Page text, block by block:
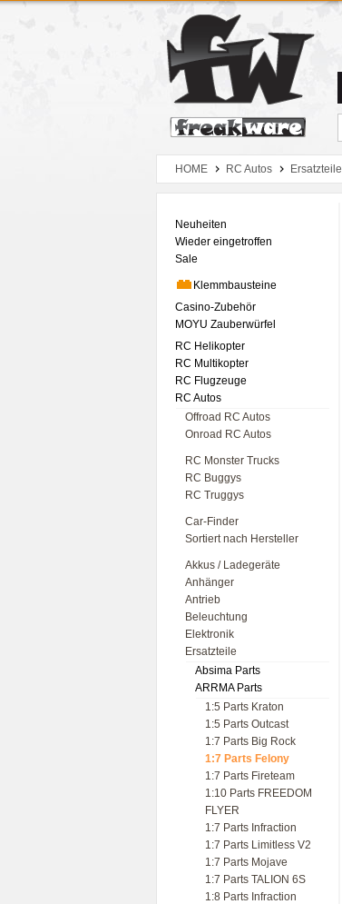
Zum Hauptmenue
Zum Seiteninhalt
Zum Warenkob
HOME RC Autos Ersatzteile
Neuheiten
Wieder eingetroffen
Sale
Klemmbausteine
Casino-Zubehör
MOYU Zauberwürfel
RC Helikopter
RC Multikopter
RC Flugzeuge
RC Autos
Offroad RC Autos
Onroad RC Autos
RC Monster Trucks
RC Buggys
RC Truggys
Car-Finder
Sortiert nach Hersteller
Akkus / Ladegeräte
Anhänger
Antrieb
Beleuchtung
Elektronik
Ersatzteile
Absima Parts
ARRMA Parts
1:5 Parts Kraton
1:5 Parts Outcast
1:7 Parts Big Rock
1:7 Parts Felony
1:7 Parts Fireteam
1:10 Parts FREEDOM
FLYER
1:7 Parts Infraction
1:7 Parts Limitless V2
1:7 Parts Mojave
1:7 Parts TALION 6S
1:8 Parts Infraction